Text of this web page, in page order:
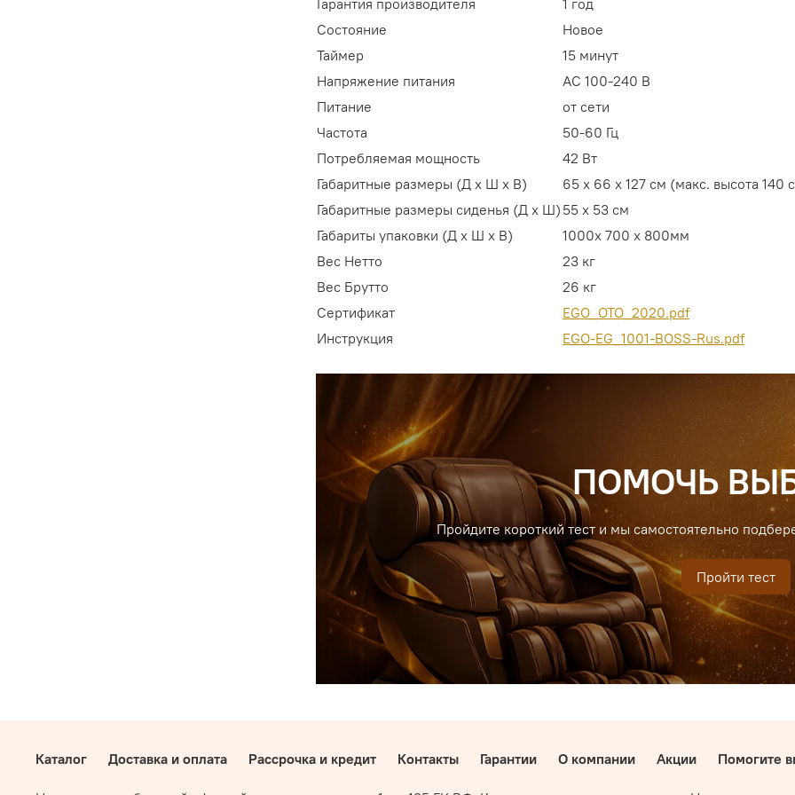
Состояние
Новое
Таймер
15 минут
Напряжение питания
АС 100-240 В
Питание
от сети
Частота
50-60 Гц
Потребляемая мощность
42 Вт
Габаритные размеры (Д х Ш х В)
65 х 66 х 127 см (макс. высота 140
Габаритные размеры сиденья (Д х Ш) 55 х 53 см
Габариты упаковки (Д х Ш х В)
1000х 700 х 800мм
Вес Нетто
23 кг
Вес Брутто
26 кг
Сертификат
EGO_OTO_2020.pdf
Инструкция
EGO-EG_1001-BOSS-Rus.pdf
ПОМОЧЬ
Пройдите короткий тест и мы самостоятельно
Пройти тест
Каталог Доставка и оплата Рассрочка и кредит Контакты Гарантии О компании Акции Помогите